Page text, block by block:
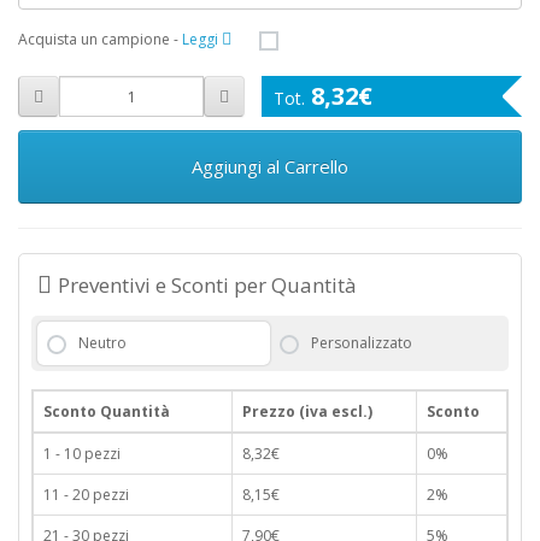
Acquista un campione - Leggi
8,32€
Aggiungi al Carrello
Preventivi e Sconti per Quantità
Neutro Personalizzato
Sconto Quantità Prezzo (iva escl.) Sconto
1 - 10 pezzi 8,32€
0%
11 - 20 pezzi
8,15€
2%
21 - 30 pezzi
7,90€ 5%